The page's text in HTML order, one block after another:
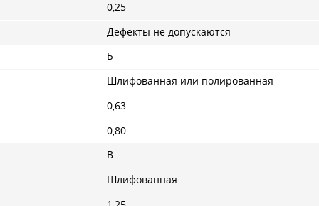
0,25
Дефекты не допускаются
Б
Шлифованная или полированная
0,63
0,80
В
Шлифованная